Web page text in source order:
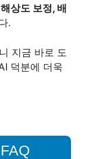
상도 보정, 배
.
지금 바로 도
덕분에 더욱